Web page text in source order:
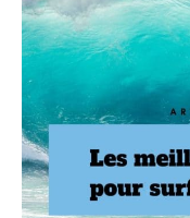
streaming
FR
films
&
séries